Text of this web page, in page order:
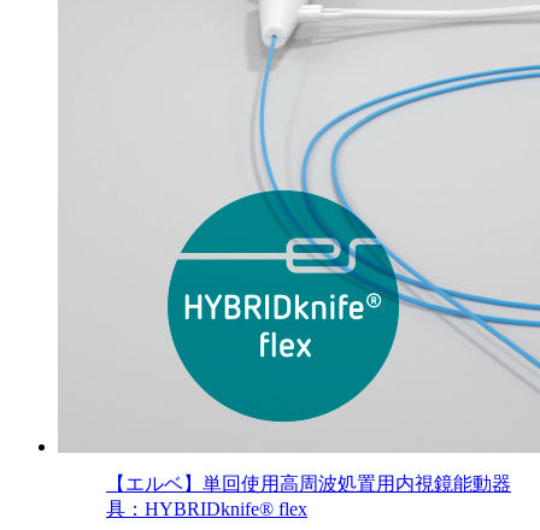
【エルベ】単回使用高周波処置用内視鏡能動器
具：HYBRIDknife® flex